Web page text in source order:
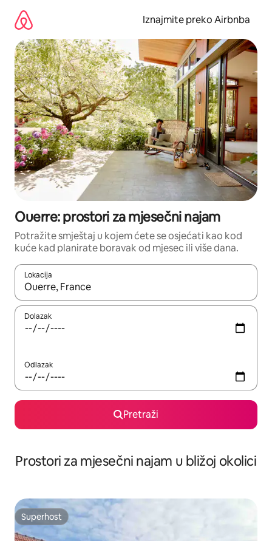
sadržaj
Iznajmite preko Airbnba
Ouerre: prostori za mjesečni najam
Potražite smještaj u kojem ćete se osjećati kao kod
kuće kad planirate boravak od mjesec ili više dana.
Lokacija
Kada budu dostupni rezultati, moći ćete ih pregledati
Dolazak
Odlazak
Pretraži
Prostori za mjesečni najam u bližoj okolici
Superhost
Superhost